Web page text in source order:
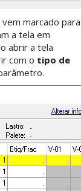
marcado para
a tela em
abrir a tela
com o tipo de